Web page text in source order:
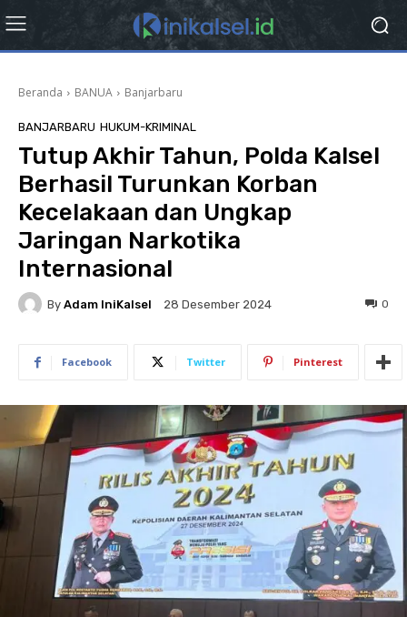
Beranda BANUA Banjarbaru
BANJARBARU HUKUM-KRIMINAL
Tutup Akhir Tahun, Polda Kalsel
Berhasil Turunkan Korban
Kecelakaan dan Ungkap
Jaringan Narkotika
Internasional
By Adam IniKalsel 28 Desember 2024 0
Facebook Twitter Pinterest